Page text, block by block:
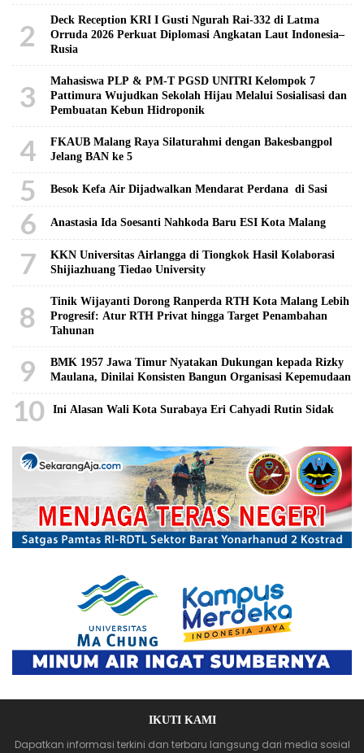
2
Deck Reception KRI I Gusti Ngurah Rai-332 di Latma
Orruda 2026 Perkuat Diplomasi Angkatan Laut Indonesia–
Rusia
3
Mahasiswa PLP & PM-T PGSD UNITRI Kelompok 7
Pattimura Wujudkan Sekolah Hijau Melalui Sosialisasi dan
Pembuatan Kebun Hidroponik
4
FKAUB Malang Raya Silaturahmi dengan Bakesbangpol
Jelang BAN ke 5
5 Besok Kefa Air Dijadwalkan Mendarat Perdana di Sasi
6 Anastasia Ida Soesanti Nahkoda Baru ESI Kota Malang
7
KKN Universitas Airlangga di Tiongkok Hasil Kolaborasi ​
Shijiazhuang Tiedao University
8
Tinik Wijayanti Dorong Ranperda RTH Kota Malang Lebih
Progresif: Atur RTH Privat hingga Target Penambahan
Tahunan
9
BMK 1957 Jawa Timur Nyatakan Dukungan kepada Rizky
Maulana, Dinilai Konsisten Bangun Organisasi Kepemudaan
10 Ini Alasan Wali Kota Surabaya Eri Cahyadi Rutin Sidak
IKUTI KAMI
Dapatkan informasi terkini dan terbaru langsung dari media sosial